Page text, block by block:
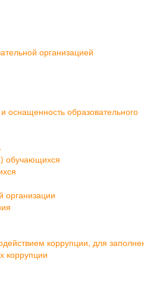
организацией
оснащенность образовательного
обучающихся
организации
коррупции, для
коррупции